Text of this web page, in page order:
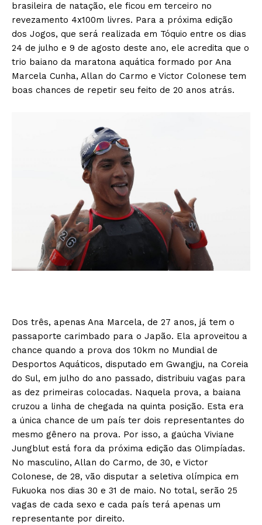
brasileira de natação, ele ficou em terceiro no
revezamento 4x100m livres. Para a próxima edição
dos Jogos, que será realizada em Tóquio entre os dias
24 de julho e 9 de agosto deste ano, ele acredita que o
trio baiano da maratona aquática formado por Ana
Marcela Cunha, Allan do Carmo e Victor Colonese tem
boas chances de repetir seu feito de 20 anos atrás.
Dos três, apenas Ana Marcela, de 27 anos, já tem o
passaporte carimbado para o Japão. Ela aproveitou a
chance quando a prova dos 10km no Mundial de
Desportos Aquáticos, disputado em Gwangju, na Coreia
do Sul, em julho do ano passado, distribuiu vagas para
as dez primeiras colocadas. Naquela prova, a baiana
cruzou a linha de chegada na quinta posição. Esta era
a única chance de um país ter dois representantes do
mesmo gênero na prova. Por isso, a gaúcha Viviane
Jungblut está fora da próxima edição das Olimpíadas.
No masculino, Allan do Carmo, de 30, e Victor
Colonese, de 28, vão disputar a seletiva olímpica em
Fukuoka nos dias 30 e 31 de maio. No total, serão 25
vagas de cada sexo e cada país terá apenas um
representante por direito.